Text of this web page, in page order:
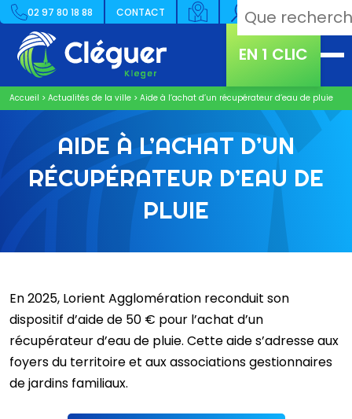
02 97 80 18 88 CONTACT
EN 1 CLIC
Accueil > Actualités de la ville > Aide à l’achat d’un récupérateur d’eau de pluie
AIDE À L’ACHAT D’UN
RÉCUPÉRATEUR D’EAU DE
PLUIE
En 2025, Lorient Agglomération reconduit son
dispositif d’aide de 50 € pour l’achat d’un
récupérateur d’eau de pluie. Cette aide s’adresse aux
foyers du territoire et aux associations gestionnaires
de jardins familiaux.